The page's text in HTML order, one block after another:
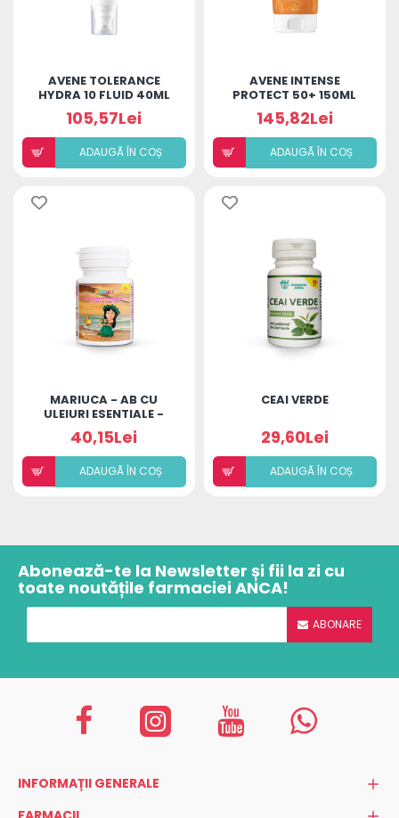
AVENE TOLERANCE
HYDRA 10 FLUID 40ML
105,57Lei
ADAUGÃ ÎN COȘ
AVENE INTENSE
PROTECT 50+ 150ML
145,82Lei
ADAUGÃ ÎN COȘ
MARIUCA - AB CU
ULEIURI ESENTIALE -
30CP
40,15Lei
ADAUGÃ ÎN COȘ
CEAI VERDE
29,60Lei
ADAUGÃ ÎN COȘ
Abonează-te la Newsletter și fii la zi cu
toate noutățile farmaciei ANCA!
ABONARE
INFORMAȚII GENERALE